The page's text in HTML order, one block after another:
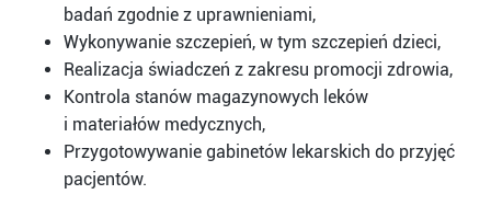
badań zgodnie z uprawnieniami,
Wykonywanie szczepień, w tym szczepień dzieci,
Realizacja świadczeń z zakresu promocji zdrowia,
Kontrola stanów magazynowych leków
i materiałów medycznych,
Przygotowywanie gabinetów lekarskich do przyjęć
pacjentów.